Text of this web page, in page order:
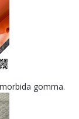
gomma.